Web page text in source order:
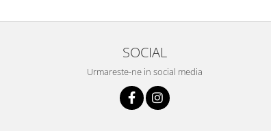
SOCIAL
Urmareste-ne in social media